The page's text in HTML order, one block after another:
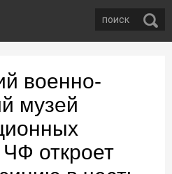
военно-
музей
откроет